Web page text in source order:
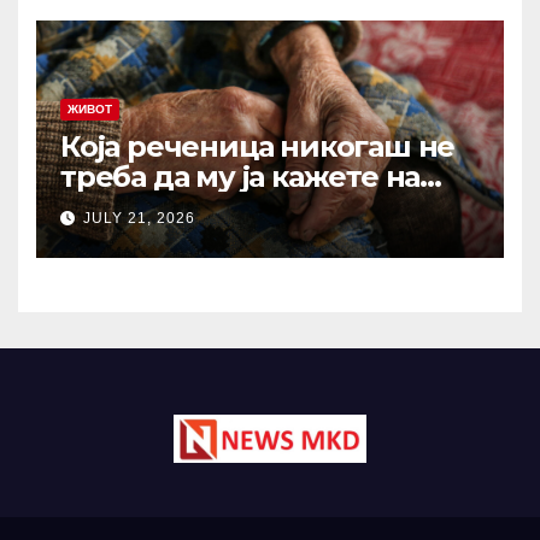
еден од најдобрите совети
ЖИВОТ
Која реченица никогаш не
треба да му ја кажете на
вашиот остарен родител?
Зборови што отвораат рани
кои никогаш не
JULY 21, 2026